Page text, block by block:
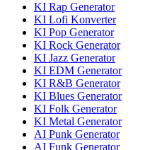
KI Rap Generator
KI Lofi Konverter
KI Pop Generator
KI Rock Generator
KI Jazz Generator
KI EDM Generator
KI R&B Generator
KI Blues Generator
KI Folk Generator
KI Metal Generator
AI Punk Generator
AI Funk Generator